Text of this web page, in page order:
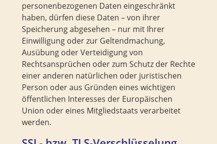
personenbezogenen Daten eingeschränkt
haben, dürfen diese Daten – von ihrer
Speicherung abgesehen – nur mit Ihrer
Einwilligung oder zur Geltendmachung,
Ausübung oder Verteidigung von
Rechtsansprüchen oder zum Schutz der Rechte
einer anderen natürlichen oder juristischen
Person oder aus Gründen eines wichtigen
öffentlichen Interesses der Europäischen
Union oder eines Mitgliedstaats verarbeitet
werden.